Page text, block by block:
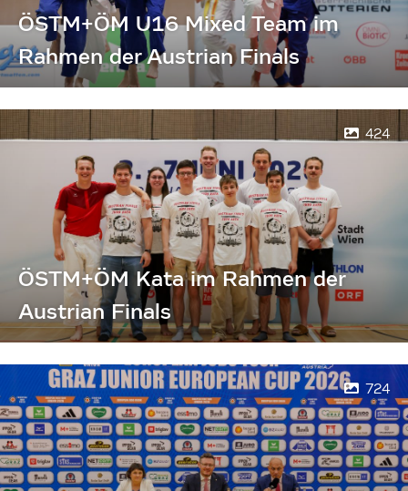
ÖSTM+ÖM U16 Mixed Team im
Rahmen der Austrian Finals
424
ÖSTM+ÖM Kata im Rahmen der
Austrian Finals
724